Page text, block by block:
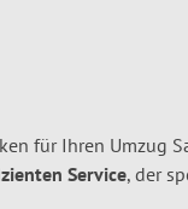
für Ihren Umzug
Service, der